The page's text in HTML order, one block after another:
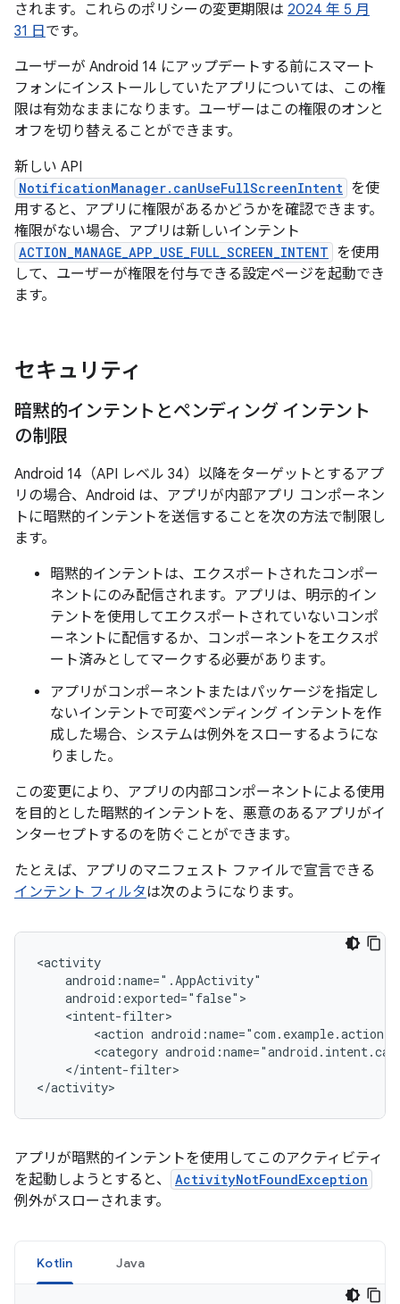
されます。これらのポリシーの変更期限は 2024 年 5 月
31 日 です。
ユーザーが Android 14 にアップデートする前にスマート
フォンにインストールしていたアプリについては、この権
限は有効なままになります。ユーザーはこの権限のオンと
オフを切り替えることができます。
新しい API
NotificationManager.canUseFullScreenIntent を使
用すると、アプリに権限があるかどうかを確認できます。
権限がない場合、アプリは新しいインテント
ACTION_MANAGE_APP_USE_FULL_SCREEN_INTENT を使用
して、ユーザーが権限を付与できる設定ページを起動でき
ます。
セキュリティ
暗黙的インテントとペンディング インテント
の制限
Android 14（API レベル 34）以降をターゲットとするアプ
リの場合、Android は、アプリが内部アプリ コンポーネン
トに暗黙的インテントを送信することを次の方法で制限し
ます。
暗黙的インテントは、エクスポートされたコンポー
ネントにのみ配信されます。アプリは、明示的イン
テントを使用してエクスポートされていないコンポ
ーネントに配信するか、コンポーネントをエクスポ
ート済みとしてマークする必要があります。
アプリがコンポーネントまたはパッケージを指定し
ないインテントで可変ペンディング インテントを作
成した場合、システムは例外をスローするようにな
りました。
この変更により、アプリの内部コンポーネントによる使用
を目的とした暗黙的インテントを、悪意のあるアプリがイ
ンターセプトするのを防ぐことができます。
たとえば、アプリのマニフェスト ファイルで宣言できる
インテント フィルタは次のようになります。
<action android:name="com.example.action.
<category
</intent-filter>
アプリが暗黙的インテントを使用してこのアクティビティ
を起動しようとすると、
ActivityNotFoundException
例外がスローされます。
Kotlin Java